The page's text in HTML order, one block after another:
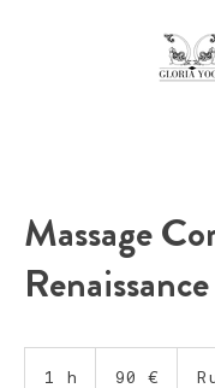
Massage
Renaissance
1 h 90 €